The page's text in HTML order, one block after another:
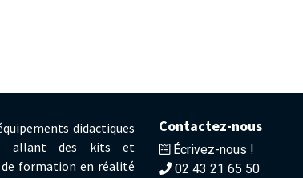
didactiques
allant des kits et
formation en réalité
Contactez-nous
Écrivez-nous !
02 43 21 65 50